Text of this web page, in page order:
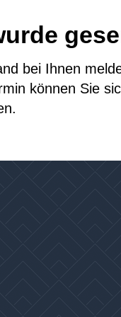
bei Ihnen
können Sie